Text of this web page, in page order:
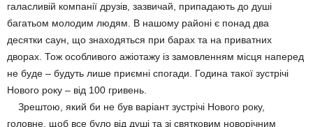
галасливій компанії друзів, зазвичай, припадають до душі
багатьом молодим людям. В нашому районі є понад два
десятки саун, що знаходяться при барах та на приватних
дворах. Тож особливого ажіотажу із замовленням місця наперед
не буде – будуть лише приємні спогади. Година такої зустрічі
Нового року – від 100 гривень.
Зрештою, який би не був варіант зустрічі Нового року,
головне, щоб все було від душі та зі святковим новорічним